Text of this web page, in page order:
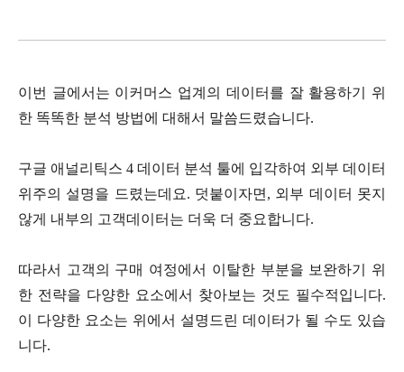
이번 글에서는 이커머스 업계의 데이터를 잘 활용하기 위
한 똑똑한 분석 방법에 대해서 말씀드렸습니다.
구글 애널리틱스 4 데이터 분석 툴에 입각하여 외부 데이터
위주의 설명을 드렸는데요. 덧붙이자면, 외부 데이터 못지
않게 내부의 고객데이터는 더욱 더 중요합니다.
따라서 고객의 구매 여정에서 이탈한 부분을 보완하기 위
한 전략을 다양한 요소에서 찾아보는 것도 필수적입니다.
이 다양한 요소는 위에서 설명드린 데이터가 될 수도 있습
니다.